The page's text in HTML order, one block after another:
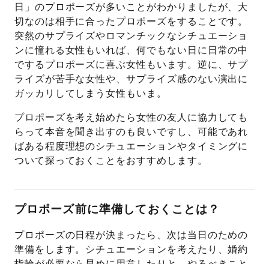
日」のプロポーズが多いことがわかりましたが、大
切なのは相手に合ったプロポーズをすることです。
突然のサプライズやロマンチックなシチュエーショ
ンに憧れる女性もいれば、何でもない日に日常の中
でするプロポーズに喜ぶ女性もいます。逆に、サプ
ライズが苦手な女性や、サプライズ感のない演出に
ガッカリしてしまう女性もいま。
プロポーズを考え始めたら女性の友人に協力しても
らって本音を聞き出すのも良いですし、可能であれ
ばある程度理想のシチュエーションやタイミングに
ついて探っておくことをおすすめします。
プロポーズ前に準備しておくことは？
プロポーズの日程が決まったら、次は当日のための
準備をします。シチュエーションを考えたり、婚約